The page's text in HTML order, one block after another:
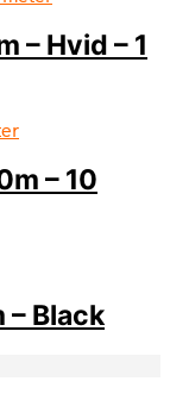
– Hvid – 1
– 10
– Black